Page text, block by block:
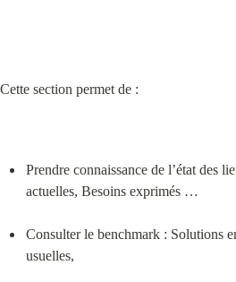
Cette section permet de :
Prendre connaissance de l’état des
actuelles, Besoins exprimés …
Consulter le benchmark : Solutions
usuelles,